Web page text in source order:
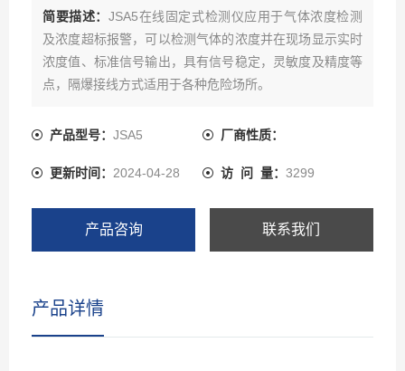
简要描述： JSA5在线固定式检测仪应用于气体浓度检测
及浓度超标报警，可以检测气体的浓度并在现场显示实时
浓度值、标准信号输出，具有信号稳定，灵敏度及精度等
点，隔爆接线方式适用于各种危险场所。
产品型号： JSA5 厂商性质：
更新时间： 2024-04-28 访 问 量： 3299
产品咨询 联系我们
产品详情